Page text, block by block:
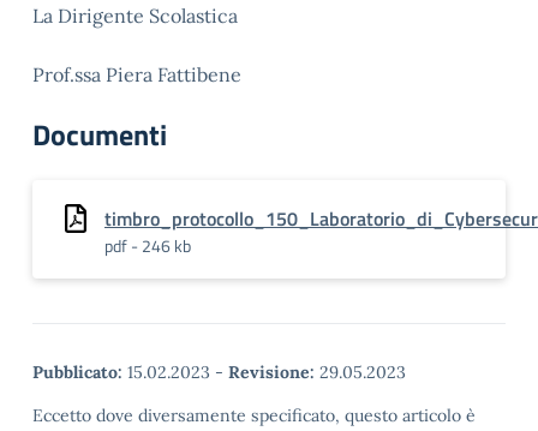
La Dirigente Scolastica
Prof.ssa Piera Fattibene
Documenti
pdf - 246 kb
Pubblicato: 15.02.2023 - Revisione: 29.05.2023
Eccetto dove diversamente specificato, questo articolo è